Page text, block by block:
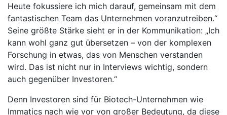
Heute fokussiere ich mich darauf, gemeinsam mit dem
fantastischen Team das Unternehmen voranzutreiben.“
Seine größte Stärke sieht er in der Kommunikation: „Ich
kann wohl ganz gut übersetzen – von der komplexen
Forschung in etwas, das von Menschen verstanden
wird. Das ist nicht nur in Interviews wichtig, sondern
auch gegenüber Investoren.“
Denn Investoren sind für Biotech-Unternehmen wie
Immatics nach wie vor von großer Bedeutung, da diese